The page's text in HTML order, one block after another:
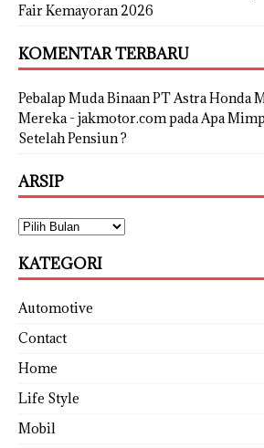
Fair Kemayoran 2026
KOMENTAR TERBARU
Pebalap Muda Binaan PT Astra Honda
Mereka - jakmotor.compadaApa
Setelah Pensiun ?
ARSIP
KATEGORI
Automotive
Contact
Home
Life Style
Mobil